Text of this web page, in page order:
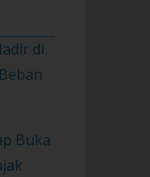
di
Buka